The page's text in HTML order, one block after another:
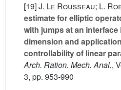
[19]J. Le Rousseau; L.
estimate for elliptic
with jumps at an
dimension and
controllability of linear
Arch. Ration. Mech. Anal.,
3, pp. 953-990